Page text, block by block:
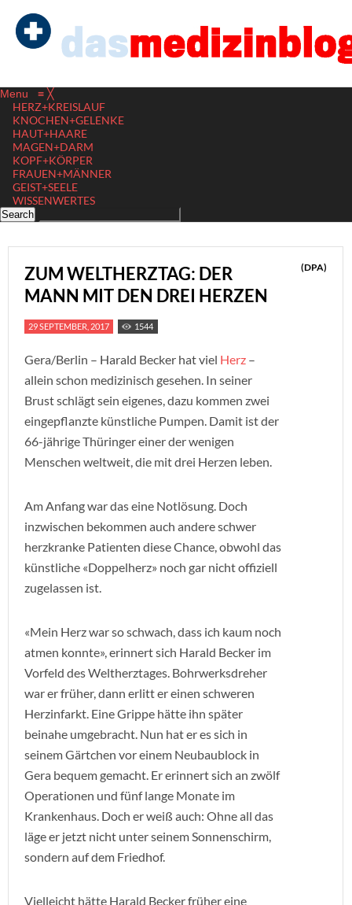
Menu ≡ ╳
HERZ+KREISLAUF
KNOCHEN+GELENKE
HAUT+HAARE
MAGEN+DARM
KOPF+KÖRPER
FRAUEN+MÄNNER
GEIST+SEELE
WISSENWERTES
ZUM WELTHERZTAG: DER
MANN MIT DEN DREI HERZEN
(DPA)
29 SEPTEMBER, 2017 1544
Gera/Berlin – Harald Becker hat viel Herz –
allein schon medizinisch gesehen. In seiner
Brust schlägt sein eigenes, dazu kommen zwei
eingepflanzte künstliche Pumpen. Damit ist der
66-jährige Thüringer einer der wenigen
Menschen weltweit, die mit drei Herzen leben.
Am Anfang war das eine Notlösung. Doch
inzwischen bekommen auch andere schwer
herzkranke Patienten diese Chance, obwohl das
künstliche «Doppelherz» noch gar nicht offiziell
zugelassen ist.
«Mein Herz war so schwach, dass ich kaum noch
atmen konnte», erinnert sich Harald Becker im
Vorfeld des Weltherztages. Bohrwerksdreher
war er früher, dann erlitt er einen schweren
Herzinfarkt. Eine Grippe hätte ihn später
beinahe umgebracht. Nun hat er es sich in
seinem Gärtchen vor einem Neubaublock in
Gera bequem gemacht. Er erinnert sich an zwölf
Operationen und fünf lange Monate im
Krankenhaus. Doch er weiß auch: Ohne all das
läge er jetzt nicht unter seinem Sonnenschirm,
sondern auf dem Friedhof.
Vielleicht hätte Harald Becker früher eine